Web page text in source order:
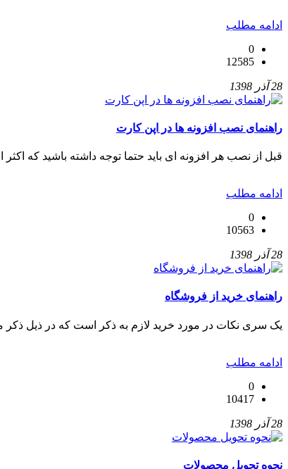
ادامه مطلب
0
12585
28 آذر 1398
راهنمای نصب افزونه ها در اپن کارت
قبل از نصب هر افزونه ای باید حتما توجه داشته باشید که اکثر
ادامه مطلب
0
10563
28 آذر 1398
راهنمای خرید از فروشگاه
یک سری نکات در مورد خرید لازم به ذکر است که در ذیل ذکر
ادامه مطلب
0
10417
28 آذر 1398
نحوه تحویل محصولات